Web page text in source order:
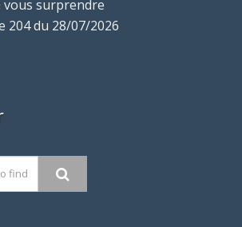
vous surprendre
204 du 28/07/2026